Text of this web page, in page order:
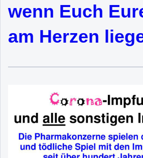
wenn Euch
am Herzen